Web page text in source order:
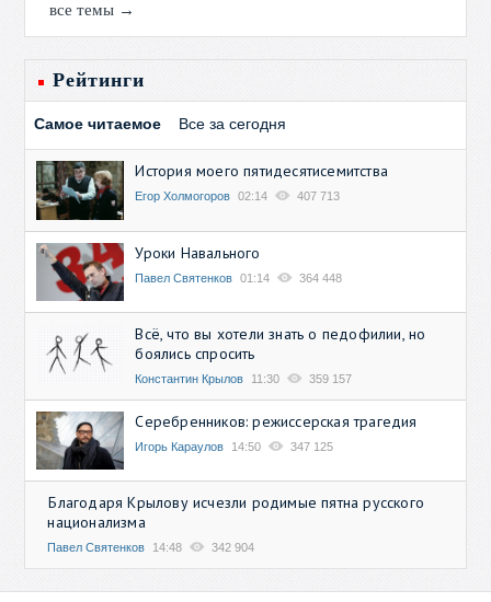
все темы →
Рейтинги
Самое читаемое Все за сегодня
История моего пятидесятисемитства
Егор Холмогоров 02:14 407 713
Уроки Навального
Павел Святенков 01:14 364 448
Всё, что вы хотели знать о педофилии, но
боялись спросить
Константин Крылов 11:30 359 157
Серебренников: режиссерская трагедия
Игорь Караулов 14:50 347 125
Благодаря Крылову исчезли родимые пятна русского
национализма
Павел Святенков 14:48 342 904